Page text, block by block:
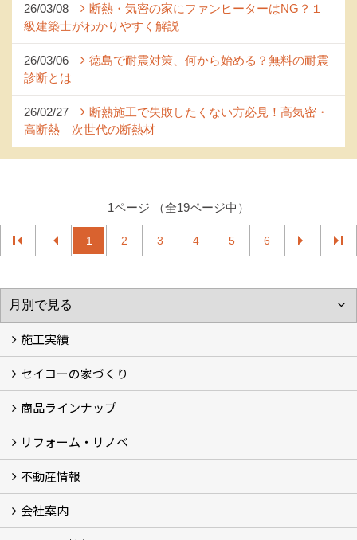
26/03/08
断熱・気密の家にファンヒーターはNG？１
級建築士がわかりやすく解説
26/03/06
徳島で耐震対策、何から始める？無料の耐震
診断とは
26/02/27
断熱施工で失敗したくない方必見！高気密・
高断熱 次世代の断熱材
1ページ （全19ページ中）
1 2 3 4 5 6
施工実績
フォトギャラリー
完工事例
お客様の声
セイコーの家づくり
家づくりコンセプト (2)
家づくりの特徴 (16)
□高性能住宅 (4)
□OMソーラーハウス (5)
□55歳からの家づくり
□わざわ座
□快適性 (4)
□光熱費 (3)
家づくりコラム
メンテナンス
商品ラインナップ
モデルハウス「Vita -ヴィータ-」
リノベーション モデルハウス「Crear -クレア-」
平屋の家
建築家とつくる家 (10)
リフォーム・リノベ
セイコーのリフォーム・リノベ
もっと知りたい、セイコーのリフォーム・リノベ
不動産情報
田宮・矢三の不動産ならセイコーハウジング
土地・中古住宅情報
賃貸情報
実家相続
ECOTOWN西矢三第3期・第4期分譲中
会社案内